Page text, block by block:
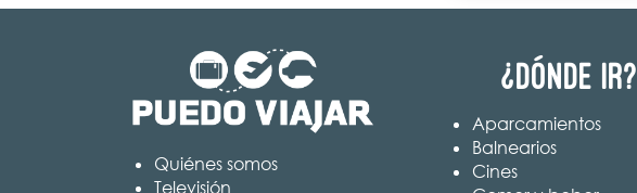
Quiénes somos
Televisión
¿Dónde ir?
Aparcamientos
Balnearios
Cines